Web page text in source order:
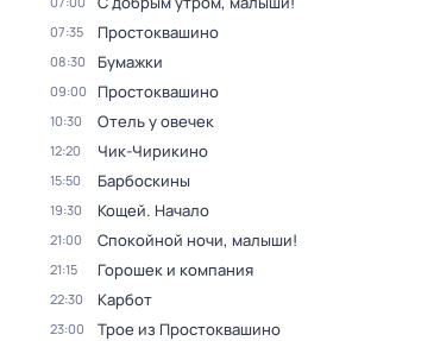
07:35 Простоквашино
08:30 Бумажки
09:00 Простоквашино
10:30 Отель у овечек
12:20 Чик-Чирикино
15:50 Барбоскины
19:30 Кощей. Начало
21:00 Спокойной ночи, малыши!
21:15 Горошек и компания
22:30 Карбот
23:00 Трое из Простоквашино